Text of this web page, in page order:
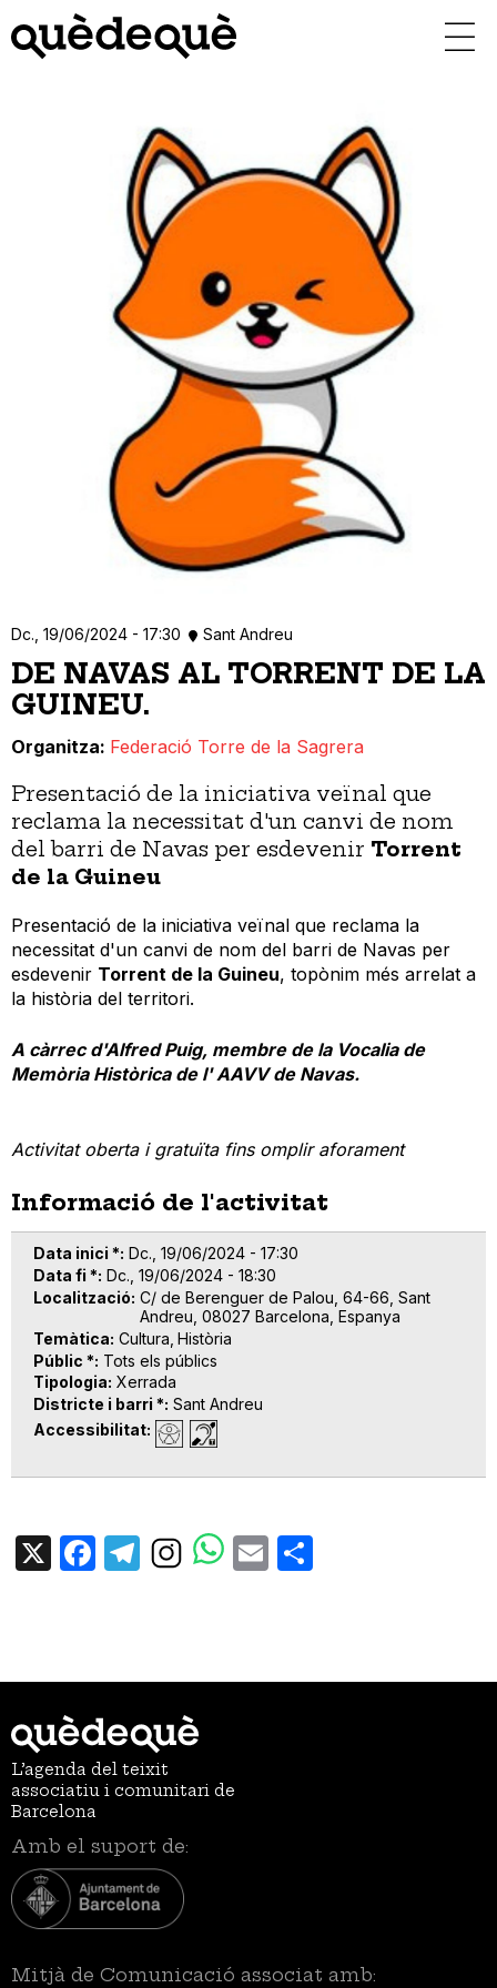
contingut
Dc., 19/06/2024 - 17:30 Sant Andreu
DE NAVAS AL TORRENT DE LA
GUINEU.
Organitza Federació Torre de la Sagrera
Presentació de la iniciativa veïnal que
reclama la necessitat d'un canvi de nom
del barri de Navas per esdevenir Torrent
de la Guineu
Presentació de la iniciativa veïnal que reclama la
necessitat d'un canvi de nom del barri de Navas per
esdevenir Torrent de la Guineu, topònim més arrelat a
la història del territori.
A càrrec d'Alfred Puig, membre de la Vocalia de
Memòria Històrica de l' AAVV de Navas.
Activitat oberta i gratuïta fins omplir aforament
Informació de l'activitat
Data inici * Dc., 19/06/2024 - 17:30
Data fi * Dc., 19/06/2024 - 18:30
Localització C/ de Berenguer de Palou, 64-66, Sant
Andreu, 08027 Barcelona, Espanya
Temàtica Cultura Història
Públic * Tots els públics
Tipologia Xerrada
Districte i barri * Sant Andreu
Accessibilitat
X Facebook
TelegramEmail
L’agenda del teixit
associatiu i comunitari de
Barcelona
Amb el suport de:
Mitjà de Comunicació associat amb: